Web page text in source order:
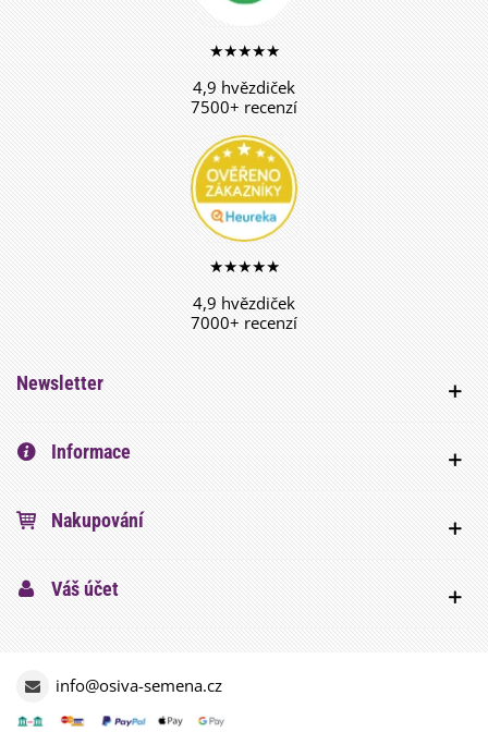
★★★★★
4,9 hvězdiček
7500+ recenzí
★★★★★
4,9 hvězdiček
7000+ recenzí
Newsletter
Informace
Nakupování
Váš účet
info@osiva-semena.cz